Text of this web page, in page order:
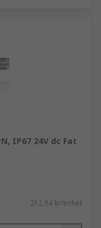
IP67 24V dc Fat
212,64 kr/enhet